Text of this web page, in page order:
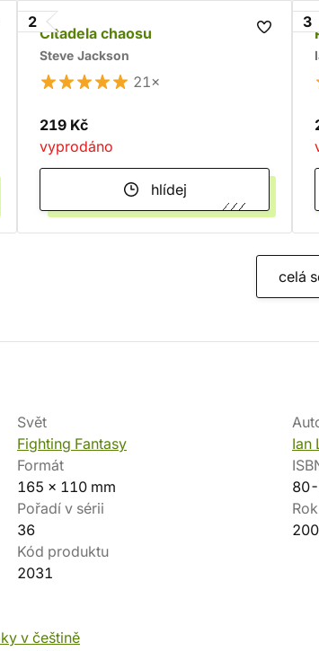
2
Citadela chaosu
Steve Jackson
21×
219 Kč
vyprodáno
hlídej
3
celá
Svět
Fighting Fantasy
Ian
Formát
165 x 110 mm
Pořadí v sérii
36
Kód produktu
2031
v češtině